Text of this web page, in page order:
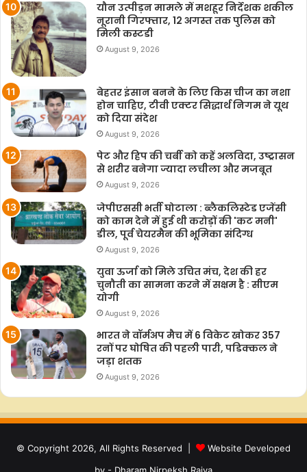
यौन उत्पीड़न मामले में मशहूर निर्देशक शकील
नूरानी गिरफ्तार, 12 अगस्त तक पुलिस को
मिली कस्टडी
August 9, 2026
बेहतर इंसान बनने के लिए किस चीज का नशा
होन चाहिए, टीवी एक्टर सिद्धार्थ निगम ने यूथ
को दिया संदेश
August 9, 2026
पेट और हिप की चर्बी को कहें अलविदा, उष्ट्रासन
से शरीर बनेगा ज्यादा लचीला और मजबूत
August 9, 2026
जेपीएससी भर्ती घोटाला : ब्लैकलिस्टेड एजेंसी
को काम देने में हुई थी करोड़ों की 'कट मनी'
डील, पूर्व चेयरमैन की भूमिका संदिग्ध
August 9, 2026
युवा ऊर्जा को मिले उचित मंच, देश की हर
चुनौती का सामना करने में सक्षम है : सीएम
योगी
August 9, 2026
भारत ने वॉर्मअप मैच में 6 विकेट खोकर 357
रनों पर घोषित की पहली पारी, पडिक्कल ने
जड़ा शतक
August 9, 2026
© Copyright 2026, All Rights Reserved |
Website Developed